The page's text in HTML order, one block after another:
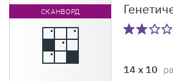
СКАНВОРД
14 x 10